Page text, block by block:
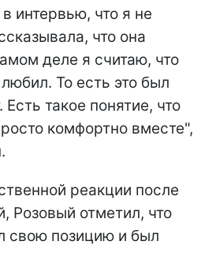
интервью, что я не
что она
деле я считаю, что
То есть это был
такое понятие, что
комфортно вместе",
реакции после
Розовый отметил, что
свою позицию и был